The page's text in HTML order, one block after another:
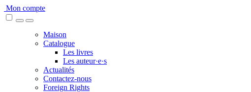
Skip
to
Mon compte
Maison
Catalogue
Les livres
Les auteur·e·s
Actualités
Contactez-nous
Foreign Rights